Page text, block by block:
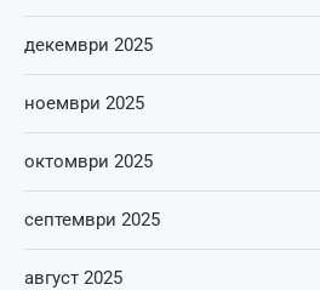
декември 2025
ноември 2025
октомври 2025
септември 2025
август 2025